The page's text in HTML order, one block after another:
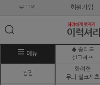
로그인 회원가입
메뉴
♠ 솔리드
실크셔츠
정장
화려한
무늬 실크셔츠